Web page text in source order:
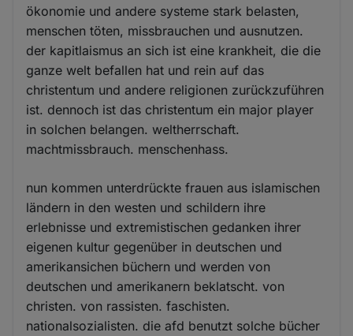
ökonomie und andere systeme stark belasten,
menschen töten, missbrauchen und ausnutzen.
der kapitlaismus an sich ist eine krankheit, die die
ganze welt befallen hat und rein auf das
christentum und andere religionen zurückzuführen
ist. dennoch ist das christentum ein major player
in solchen belangen. weltherrschaft.
machtmissbrauch. menschenhass.
nun kommen unterdrückte frauen aus islamischen
ländern in den westen und schildern ihre
erlebnisse und extremistischen gedanken ihrer
eigenen kultur gegenüber in deutschen und
amerikansichen büchern und werden von
deutschen und amerikanern beklatscht. von
christen. von rassisten. faschisten.
nationalsozialisten. die afd benutzt solche bücher